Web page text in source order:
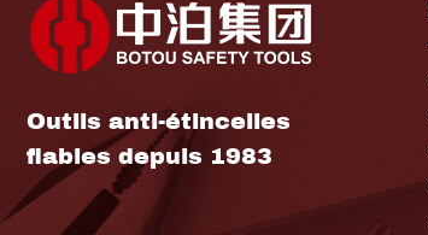
Outils anti-étincelles
fiables depuis 1983